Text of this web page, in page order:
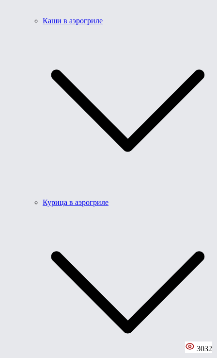
Каши в аэрогриле
Курица в аэрогриле
3032